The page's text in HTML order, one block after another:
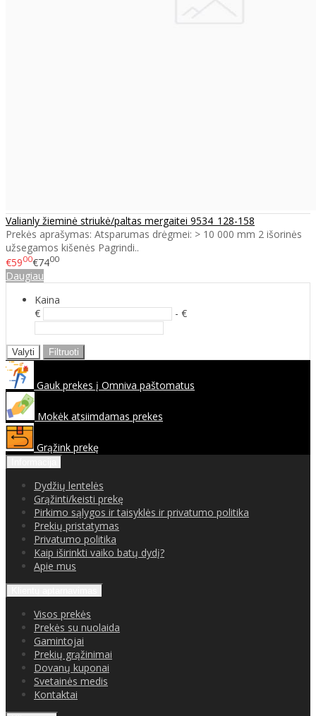
Valianly žieminė striukė/paltas mergaitei 9534_128-158
Prekės aprašymas: Atsparumas drėgmei: > 10 000 mm 2 išorinės
užsegamos kišenės Pagrindi..
€5900€7400
Daugiau
Kaina
€
- €
Valyti Filtruoti
Gauk prekes į Omniva paštomatus
Mokėk atsiimdamas prekes
Grąžink prekę
Dydžių lentelės
Grąžinti/keisti prekę
Pirkimo sąlygos ir taisyklės ir privatumo politika
Prekių pristatymas
Privatumo politika
Kaip iširinkti vaiko batų dydį?
Apie mus
Visos prekės
Prekės su nuolaida
Gamintojai
Prekių grąžinimai
Dovanų kuponai
Svetainės medis
Kontaktai